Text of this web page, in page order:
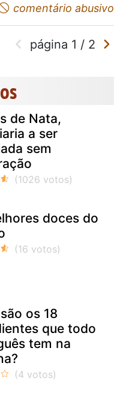
comentário abusivo
página 1 / 2
de Nata,
a ser
sem
doces do
os 18
que todo
tem na